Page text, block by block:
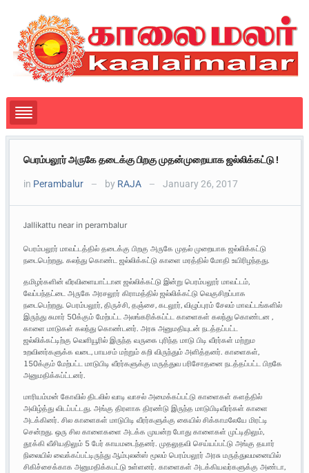
பெரம்பலூர் அருகே தடைக்கு பிறகு முதன்முறையாக ஜல்லிக்கட்டு !
in Perambalur — by RAJA — January 26, 2017
Jallikattu near in perambalur
பெரம்பலூர் மாவட்டத்தில் தடைக்கு பிறகு அருகே முதல் முறையாக ஜல்லிக்கட்டு
நடைபெற்றது. கலந்து கொண்ட ஜல்லிக்கட்டு காளை மரத்தில் மோதி உயிரிழந்தது.
தமிழர்களின் வீரவிளையாட்டான ஜல்லிக்கட்டு இன்று பெரம்பலூர் மாவட்டம்,
வேப்பந்தட்டை அருகே அரசலூர் கிராமத்தில் ஜல்லிக்கட்டு வெகுசிறப்பாக
நடைபெற்றது. பெரம்பலூர், திருச்சி, தஞ்சை, கடலூர், விழுப்புரம் சேலம் மாவட்டங்களில்
இருந்து சுமார் 50க்கும் மேற்பட்ட அலங்கரிக்கப்ட்ட காளைகள் கலந்து கொண்டன ,
காளை மாடுகள் கலந்து கொண்டனர். அரசு அனுமதியுடன் நடத்தப்பட்ட
ஜல்லிக்கட்டிற்கு வெளியூரில் இருந்த வருகை புரிந்த மாடு பிடி வீரர்கள் மற்றும
உறவினர்களுக்க வடை, பாயசம் மற்றும் கறி விருந்தும் அளித்தனர். காளைகள்,
150க்கும் மேற்பட்ட மாடுபிடி வீரர்களுக்கு மருத்துவ பரிசோதனை நடத்தப்பட்ட பிறகே
அனுமதிக்கப்ட்டனர்.
மாரியம்மன் கோவில் திடலில் வாடி வாசல் அமைக்கப்பட்டு காளைகள் களத்தில்
அவிழ்த்து விடப்பட்டது. அங்கு திரளாக திரண்டு இருந்த மாடுபிடிவீரர்கள் காளை
அடக்கினர். சில காளைகள் மாடுபிடி வீரர்களுக்கு கையில் சிக்காமலேயே மிரட்டி
சென்றது. ஒரு சில காளைகளை அடக்க முயன்ற போது காளைகள் முட்டிதிலும்,
தூக்கி வீசியதிலும் 5 பேர் காயமடைந்தனர். முதலுதவி செய்யப்பட்டு அங்கு தயார்
நிலையில் வைக்கப்பட்டிருந்து ஆம்புலன்ஸ் மூலம் பெரம்பலூர் அரசு மருத்துவமனையில்
சிகிச்சைக்காக அனுமதிக்கபட்டு உள்ளனர். காளைகள் அடக்கியவர்களுக்கு அண்டா,